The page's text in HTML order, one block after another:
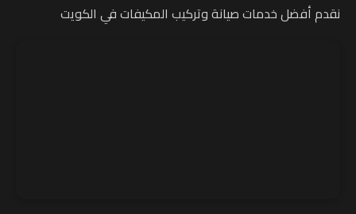
نقدم أفضل خدمات صيانة وتركيب المكيفات في الكويت